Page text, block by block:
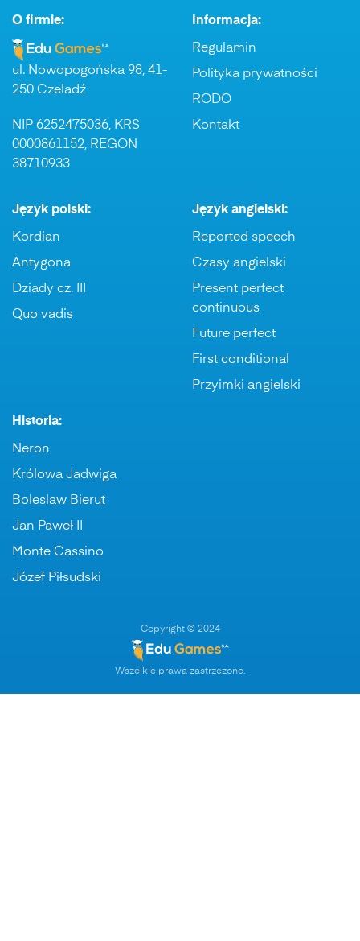
O firmie:
ul. Nowopogońska 98, 41-
250 Czeladź
NIP 6252475036, KRS
0000861152, REGON
38710933
Informacja:
Regulamin
Polityka prywatności
RODO
Kontakt
Język polski:
Kordian
Antygona
Dziady cz. III
Quo vadis
Język angielski:
Reported speech
Czasy angielski
Present perfect
continuous
Future perfect
First conditional
Przyimki angielski
Historia:
Neron
Królowa Jadwiga
Boleslaw Bierut
Jan Paweł II
Monte Cassino
Józef Piłsudski
Copyright © 2024
Wszelkie prawa zastrzeżone.